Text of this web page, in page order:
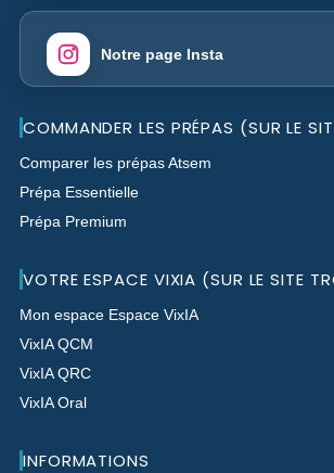
Notre page Insta
COMMANDER LES PRÉPAS (SUR LE
Comparer les prépas Atsem
Prépa Essentielle
Prépa Premium
VOTRE ESPACE VIXIA (SUR LE SITE
Mon espace Espace VixIA
VixIA QCM
VixIA QRC
VixIA Oral
INFORMATIONS